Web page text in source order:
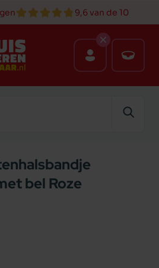
9,6 van de 10
bel Roze